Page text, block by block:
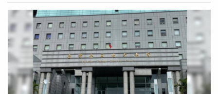
脫險後還及時拍下蔡男逃跑身影，警方根據畫面展開調查，
於23日傍晚將蔡男逮捕，全案依強盜未遂、妨害性自主未遂
及傷害罪嫌，移送台南地檢署偵辦，並建請檢方聲押。檢察
官訊後認定蔡男涉犯兒童及少年福利與權益保障法第112條
第1項、刑法第221條第2項、第1項對少年強制性交未遂，
以及兒童及少年福利與權益保障法第112條第1項、刑法第
328條第4項、第1項對少年強盜未遂等重罪，且犯罪嫌疑重
大，有反覆實施、湮滅證據及逃亡之虞，向台南地院聲請羈